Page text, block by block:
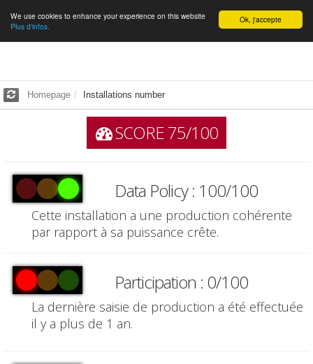
English Ok, j'accepte
We use cookies to enhance your experience on this website
Plus d'infos.
Homepage Installations number
SCORE 75/100
Data Policy : 100/100
Cette installation a une production cohérente
par rapport à sa puissance crête.
Participation : 0/100
La dernière saisie de production a été effectuée
il y a plus de 1 an.